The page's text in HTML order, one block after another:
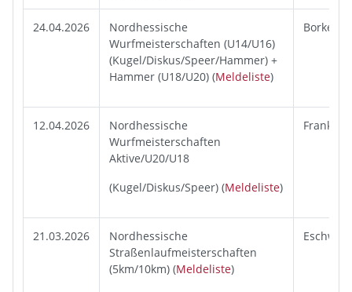
24.04.2026
Nordhessische
Wurfmeisterschaften (U14/U16)
(Kugel/Diskus/Speer/Hammer) +
Hammer (U18/U20) (Meldeliste)
Borken
12.04.2026
Nordhessische
Wurfmeisterschaften
Aktive/U20/U18
(Kugel/Diskus/Speer) (Meldeliste)
21.03.2026
Nordhessische
Straßenlaufmeisterschaften
(5km/10km) (Meldeliste)